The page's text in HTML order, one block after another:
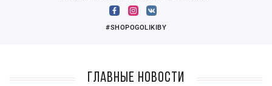
#SHOPOGOLIKIBY
Главные новости